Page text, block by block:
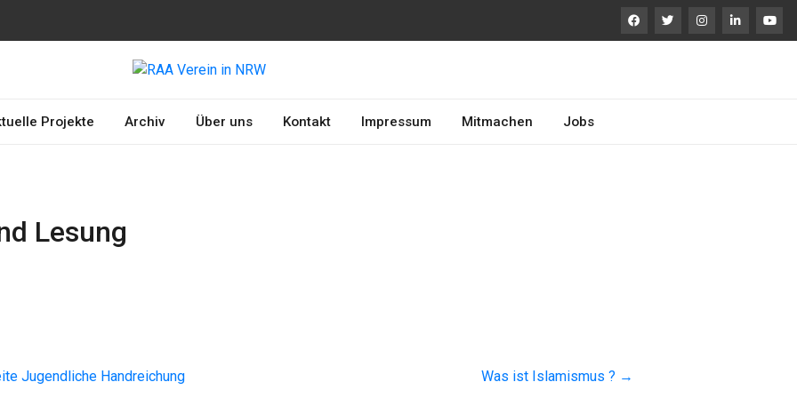
Projekte Archiv Über uns Kontakt Impressum Mitmachen Jobs
Lesung
Jugendliche Handreichung Was ist Islamismus ? →